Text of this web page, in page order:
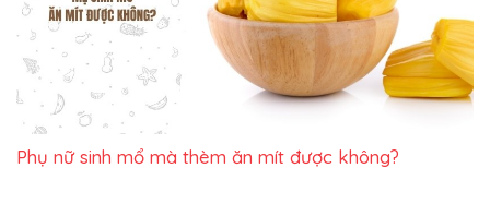
Phụ nữ sinh mổ mà thèm ăn mít được không?